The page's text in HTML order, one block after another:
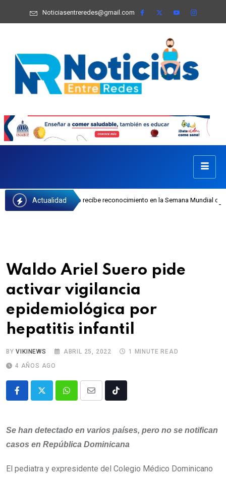
Noticiasentreredes@gmail.com
Actualidad
Castillo recibe reconocimiento en la Semana Mundial de la Lactancia
Waldo Ariel Suero pide
activar vigilancia
epidemiológica por
hepatitis infantil
BYVIKINEWS ABRIL 25, 2022
1 MINUTE READ
4 AÑOS AGO
Se han detectado en varios países, pero no se notifican
casos en República Dominicana
El pediatra y expresidente del Colegio Médico Dominicano